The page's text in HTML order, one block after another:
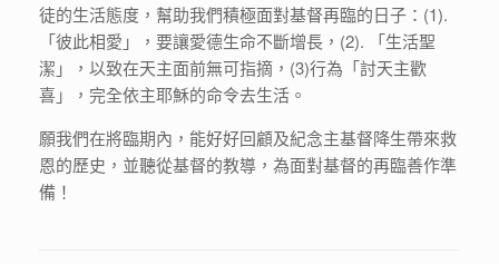
徒的生活態度，幫助我們積極面對基督再臨的日子：(1).
「彼此相愛」，要讓愛德生命不斷增長，(2). 「生活聖
潔」，以致在天主面前無可指摘，(3)行為「討天主歡
喜」，完全依主耶穌的命令去生活。
願我們在將臨期內，能好好回顧及紀念主基督降生帶來救
恩的歷史，並聽從基督的教導，為面對基督的再臨善作準
備！